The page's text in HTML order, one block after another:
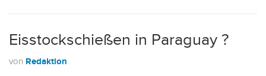
Eisstockschießen in Paraguay ?
von Redaktion